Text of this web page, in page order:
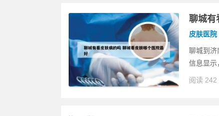
聊城有
皮肤医院
聊城到济
信息显示
阅读 242